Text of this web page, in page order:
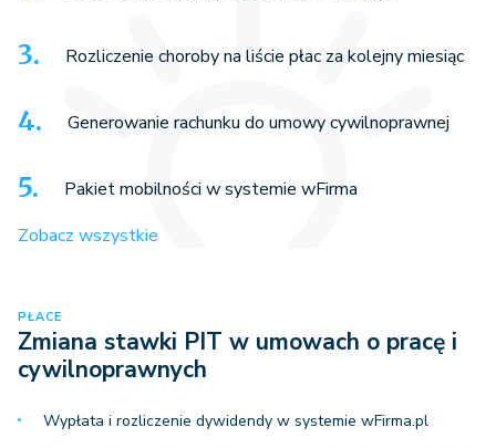
Rozliczenie choroby na liście płac za kolejny miesiąc
Generowanie rachunku do umowy cywilnoprawnej
Pakiet mobilności w systemie wFirma
Zobacz wszystkie
PŁACE
Zmiana stawki PIT w umowach o pracę i
cywilnoprawnych
Wypłata i rozliczenie dywidendy w systemie wFirma.pl